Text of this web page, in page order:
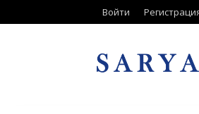
Войти